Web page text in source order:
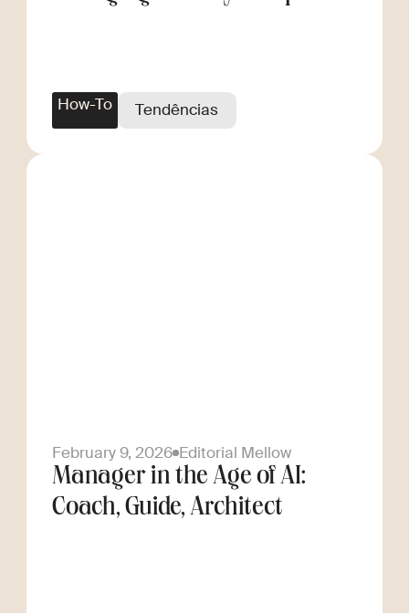
How-To Tendências
February 9, 2026 Editorial Mellow
Manager in the Age of AI:
Coach, Guide, Architect